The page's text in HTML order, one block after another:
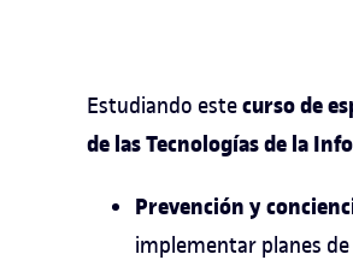
Estudiando estecurso de
de las Tecnologías de la
Prevención y
implementar planes